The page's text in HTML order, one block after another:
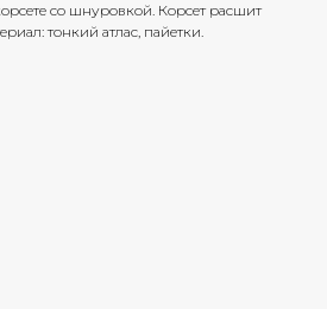
со шнуровкой. Корсет расшит
тонкий атлас, пайетки.